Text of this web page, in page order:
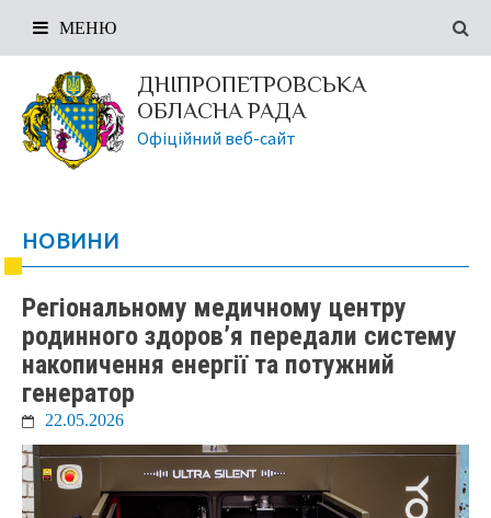
ДНІПРОПЕТРОВСЬКА
ОБЛАСНА РАДА
Офіційний веб-сайт
МЕНЮ
НОВИНИ
Регіональному медичному центру
родинного здоров’я передали систему
накопичення енергії та потужний
генератор
22.05.2026